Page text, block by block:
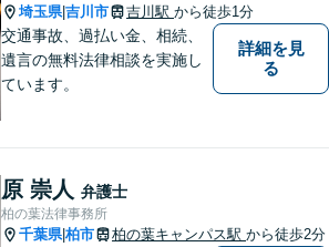
埼玉県|吉川市 吉川駅 から徒歩1分
交通事故、過払い金、相続、
遺言の無料法律相談を実施し
ています。
詳細を見
る
原 崇人 弁護士
柏の葉法律事務所
千葉県|柏市 柏の葉キャンパス駅 から徒歩2分